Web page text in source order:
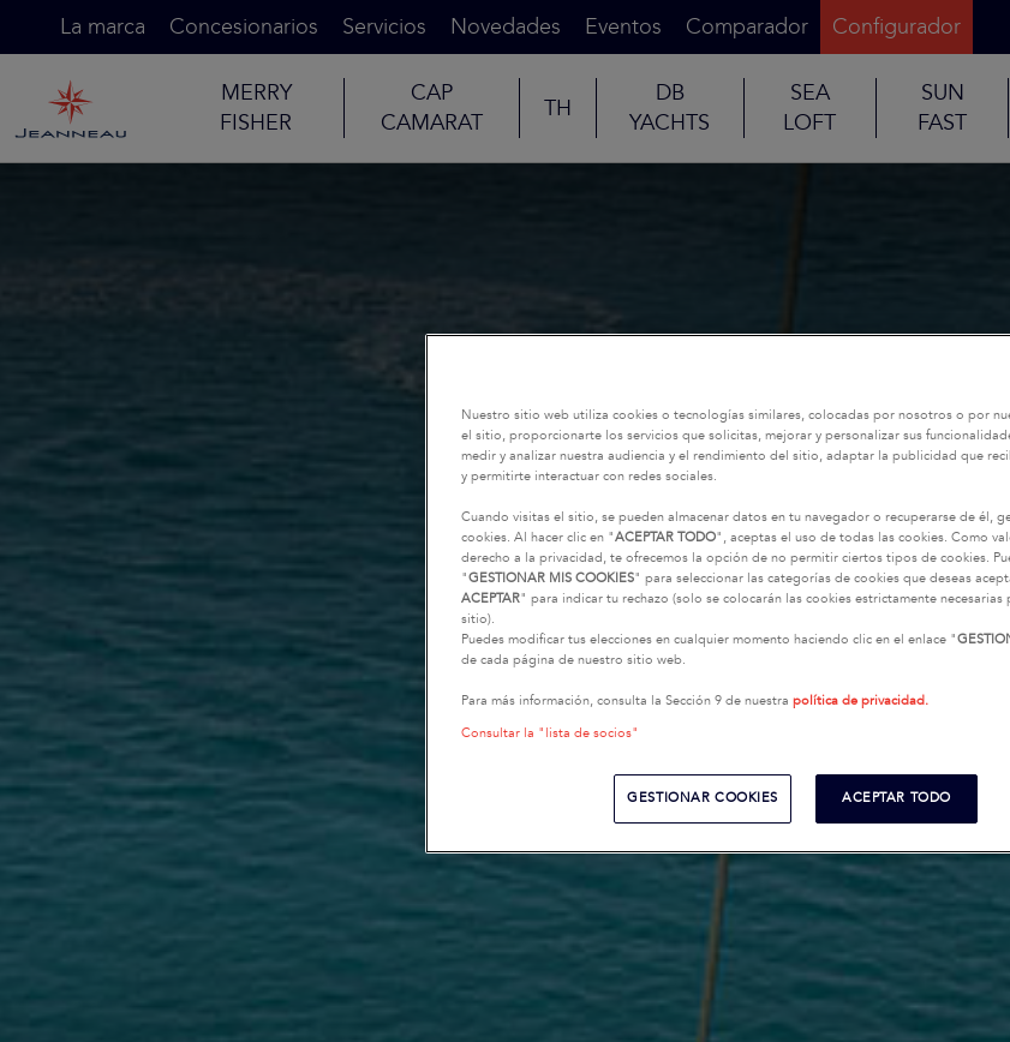
La marca Concesionarios Servicios Novedades Eventos Comparador Configurador
MERRY
FISHER
CAP
CAMARAT
TH
DB
YACHTS
SEA
LOFT
SUN
FAST
Nuestro sitio web utiliza cookies o tecnologías similares, colocadas por nosotros o por
el sitio, proporcionarte los servicios que solicitas, mejorar y personalizar sus
medir y analizar nuestra audiencia y el rendimiento del sitio, adaptar la publicidad que
y permitirte interactuar con redes sociales.
Cuando visitas el sitio, se pueden almacenar datos en tu navegador o recuperarse de él,
cookies. Al hacer clic en "ACEPTAR TODO", aceptas el uso de todas las cookies. Como
derecho a la privacidad, te ofrecemos la opción de no permitir ciertos tipos de cookies.
"GESTIONAR MIS COOKIES" para seleccionar las categorías de cookies que deseas
ACEPTAR" para indicar tu rechazo (solo se colocarán las cookies estrictamente
sitio).
Puedes modificar tus elecciones en cualquier momento haciendo clic en el enlace "
de cada página de nuestro sitio web.
Para más información, consulta la Sección 9 de nuestra política de privacidad.
Consultar la "lista de socios"
GESTIONAR COOKIES ACEPTAR TODO